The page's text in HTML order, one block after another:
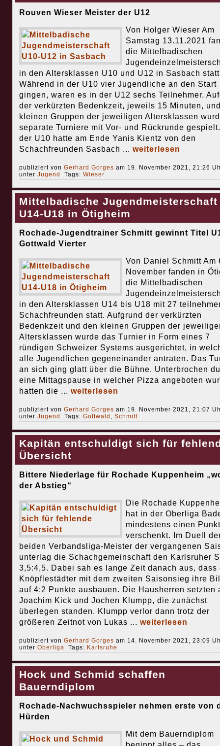
Rouven Wieser Meister der U12
Von Holger Wieser Am
Samstag 13.11.2021
die Mittelbadischen
in den Altersklassen U10 und U12 in Sasbach
Während in der U10 vier Jugendliche an den Start
gingen, waren es in der U12 sechs Teilnehmer.
der verkürzten Bedenkzeit, jeweils 15 Minuten,
kleinen Gruppen der jeweiligen Altersklassen
separate Turniere mit Vor- und Rückrunde
der U10 hatte am Ende Yanis Kientz von den
Schachfreunden Sasbach ... weiterlesen
publiziert von Gerhard Gorges am 19. November 2021, 21:26
unter Jugend Tags: Wieser
Mittelbadische Jugendmeisterschaft
U14-U18 in Ötigheim
Rochade-Jugendtrainer Schmitt gewinnt Titel
Gottwald Vierter
Von Daniel Schmitt Am
November fanden in
die Mittelbadischen
in den Altersklassen U14 bis U18 mit 27
Schachfreunden statt. Aufgrund der verkürzten
Bedenkzeit und den kleinen Gruppen der
Altersklassen wurde das Turnier in Form eines 7
ründigen Schweizer Systems ausgerichtet, in
alle Jugendlichen gegeneinander antraten. Das
an sich ging glatt über die Bühne. Unterbrochen
eine Mittagspause in welcher Pizza angeboten
hatten die ... weiterlesen
publiziert von Gerhard Gorges am 19. November 2021, 21:07
unter Jugend Tags: Gottwald , Schmitt
Kapitän entschuldigt sich für
Übersicht
Bittere Niederlage für Rochade Kuppenheim
der Abstieg“
Die Rochade
hat in der Oberliga
mindestens einen Punkt
verschenkt. Im Duell
beiden Verbandsliga-Meister der vergangenen
unterlag die Schachgemeinschaft den Karlsruher
3,5:4,5. Dabei sah es lange Zeit danach aus, dass
Knöpflestädter mit dem zweiten Saisonsieg ihre
auf 4:2 Punkte ausbauen. Die Hausherren setzten
Joachim Kick und Jochen Klumpp, die zunächst
überlegen standen. Klumpp verlor dann trotz der
größeren Zeitnot von Lukas ... weiterlesen
publiziert von Gerhard Gorges am 14. November 2021, 23:09
unter Oberliga Tags: Karlsruhe
Hock und Schmid schaffen
Bauerndiplom
Rochade-Nachwuchsspieler nehmen erste von
Hürden
Mit dem Bauerndiplom